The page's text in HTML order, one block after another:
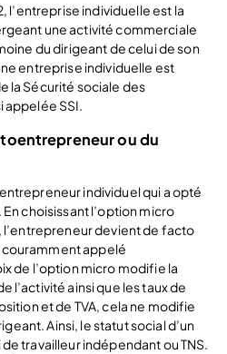
l’entreprise individuelle est la
une activité commerciale
du dirigeant de celui de son
entreprise individuelle est
la Sécurité sociale des
appelée SSI.
ou du
individuel qui a opté
choisissant l’option micro
devient de facto
appelé
de l’option micro modifie la
l’activité ainsi que les taux de
et de TVA, cela ne modifie
Ainsi, le statut social d’un
travailleur indépendant ou TNS.